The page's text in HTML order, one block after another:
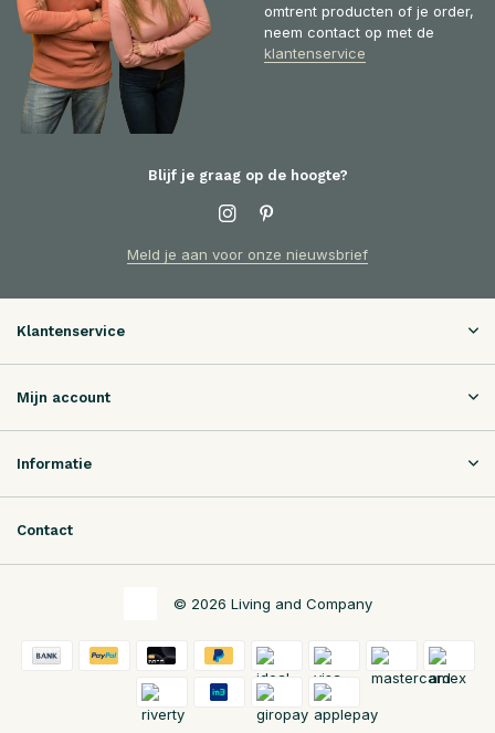
omtrent producten of je order,
neem contact op met de
klantenservice
Blijf je graag op de hoogte?
Meld je aan voor onze nieuwsbrief
Klantenservice
Mijn account
Informatie
Contact
© 2026 Living and Company